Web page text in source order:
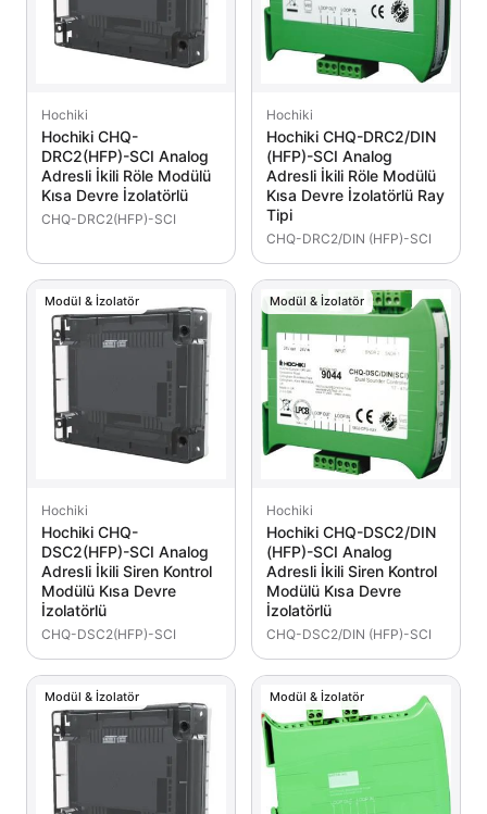
Hochiki
Hochiki CHQ-
DRC2(HFP)-SCI Analog
Adresli İkili Röle Modülü
Kısa Devre İzolatörlü
CHQ-DRC2(HFP)-SCI
Hochiki
Hochiki CHQ-DRC2/DIN
(HFP)-SCI Analog
Adresli İkili Röle Modülü
Kısa Devre İzolatörlü Ray
Tipi
CHQ-DRC2/DIN (HFP)-SCI
Modül & İzolatör
Hochiki
Hochiki CHQ-
DSC2(HFP)-SCI Analog
Adresli İkili Siren Kontrol
Modülü Kısa Devre
İzolatörlü
CHQ-DSC2(HFP)-SCI
Modül & İzolatör
Hochiki
Hochiki CHQ-DSC2/DIN
(HFP)-SCI Analog
Adresli İkili Siren Kontrol
Modülü Kısa Devre
İzolatörlü
CHQ-DSC2/DIN (HFP)-SCI
Modül & İzolatör Modül & İzolatör